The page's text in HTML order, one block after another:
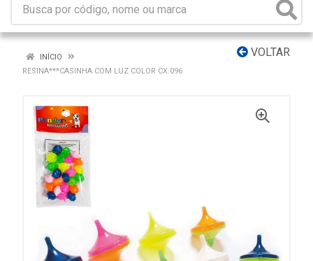
VOLTAR
INÍCIO
RESINA***CASINHA COM LUZ COLOR CX:096